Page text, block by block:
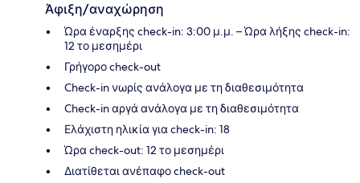
Άφιξη/αναχώρηση
Ώρα έναρξης check-in: 3:00 μ.μ. – Ώρα λήξης check-in:
12 το μεσημέρι
Γρήγορο check-out
Check-in νωρίς ανάλογα με τη διαθεσιμότητα
Check-in αργά ανάλογα με τη διαθεσιμότητα
Ελάχιστη ηλικία για check-in: 18
Ώρα check-out: 12 το μεσημέρι
Διατίθεται ανέπαφο check-out